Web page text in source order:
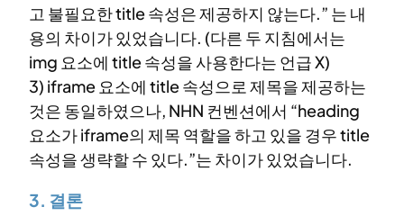
고 불필요한 title 속성은 제공하지 않는다.” 는 내
용의 차이가 있었습니다. (다른 두 지침에서는
img 요소에 title 속성을 사용한다는 언급 X)
3) iframe 요소에 title 속성으로 제목을 제공하는
것은 동일하였으나, NHN 컨벤션에서 “heading
요소가 iframe의 제목 역할을 하고 있을 경우 title
속성을 생략할 수 있다.”는 차이가 있었습니다.
3. 결론